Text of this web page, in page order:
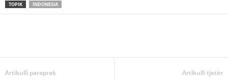
TOPIK INDONESIA
Artikulli paraprak Artikulli tjetër